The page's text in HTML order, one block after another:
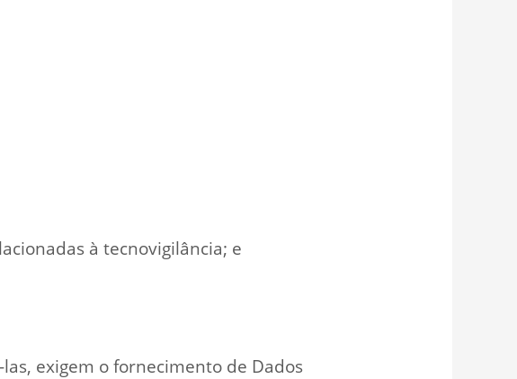
à tecnovigilância; e
exigem o fornecimento de Dados